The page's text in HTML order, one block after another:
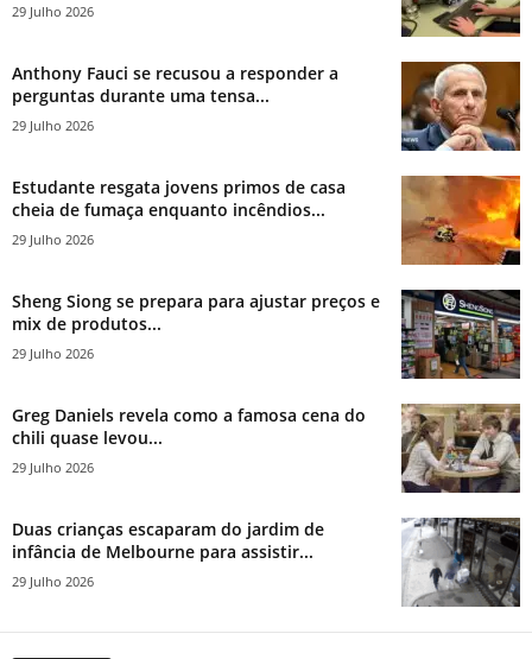
29 Julho 2026
Anthony Fauci se recusou a responder a
perguntas durante uma tensa...
29 Julho 2026
Estudante resgata jovens primos de casa
cheia de fumaça enquanto incêndios...
29 Julho 2026
Sheng Siong se prepara para ajustar preços e
mix de produtos...
29 Julho 2026
Greg Daniels revela como a famosa cena do
chili quase levou...
29 Julho 2026
Duas crianças escaparam do jardim de
infância de Melbourne para assistir...
29 Julho 2026